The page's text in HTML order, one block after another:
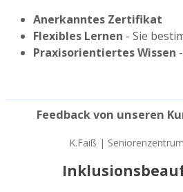
Anerkanntes Zertifikat
Flexibles Lernen - Sie
Praxisorientiertes Wissen
Feedback von unseren
K.Faiß |